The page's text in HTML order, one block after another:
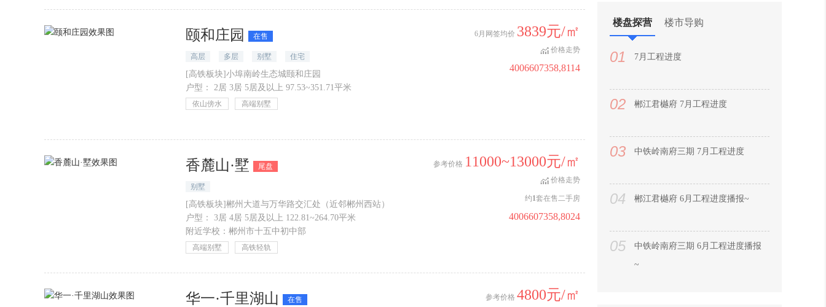
颐和庄园 在售
高层 多层 别墅 住宅
[高铁板块]小埠南岭生态城颐和庄园
户型： 2居 3居 5居及以上 97.53~351.71平米
依山傍水 高端别墅
6月网签均价 3839元/㎡
价格走势
4006607358,8114
香麓山·墅 尾盘
别墅
[高铁板块]郴州大道与万华路交汇处（近邻郴州西站）
户型： 3居 4居 5居及以上 122.81~264.70平米
附近学校： 郴州市十五中初中部
高端别墅 高铁轻轨
参考价格 11000~13000元/㎡
价格走势
约1套在售二手房
4006607358,8024
华一·千里湖山 在售 参考价格 4800元/㎡
楼盘探营 楼市导购
01 7月工程进度
02 郴江君樾府 7月工程进度
03 中铁岭南府三期 7月工程进度
04 郴江君樾府 6月工程进度播报~
05
中铁岭南府三期 6月工程进度播报
~